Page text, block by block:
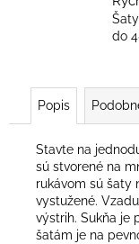
do
Popis
Stavte na
sú stvorené na
rukávom sú šaty
vystužené.
výstrih. Sukňa je
šatám je na